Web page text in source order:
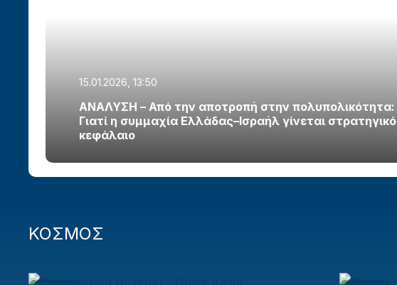
15.01.2026, 13:50
ΑΝΑΛΥΣΗ – Από την αποτροπή στην πολυπολικότητα:
Γιατί η συμμαχία Ελλάδας–Ισραήλ γίνεται στρατηγικό
κεφάλαιο
ΚΟΣΜΟΣ